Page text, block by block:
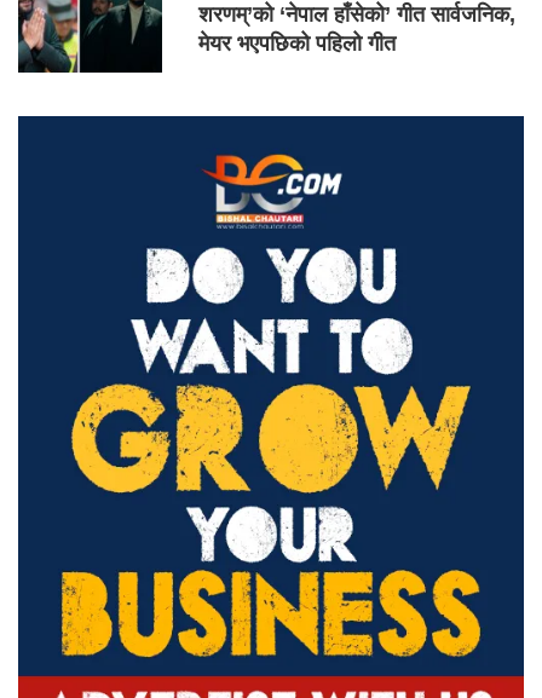
शरणम्’को ‘नेपाल हाँसेको’ गीत सार्वजनिक,
मेयर भएपछिको पहिलो गीत